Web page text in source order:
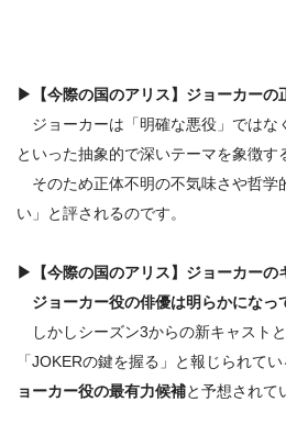
▶【今際の国のアリス】ジョーカーの
ジョーカーは「明確な悪役」ではな
といった抽象的で深いテーマを象徴す
そのため正体不明の不気味さや哲学
い」と評されるのです。
▶ 【今際の国のアリス】ジョーカーの
ジョーカー役の俳優は明らかになっ
しかしシーズン3からの新キャスト
「JOKERの鍵を握る」と報じられてい
ョーカー役の最有力候補と予想されて